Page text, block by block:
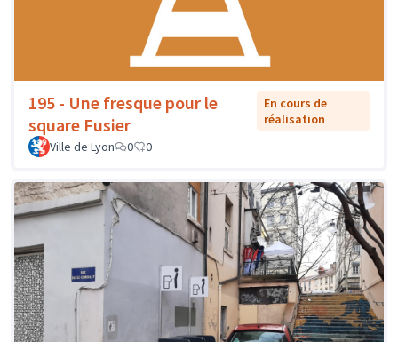
195 - Une fresque pour le
square Fusier
En cours de
réalisation
Ville de Lyon
0 0